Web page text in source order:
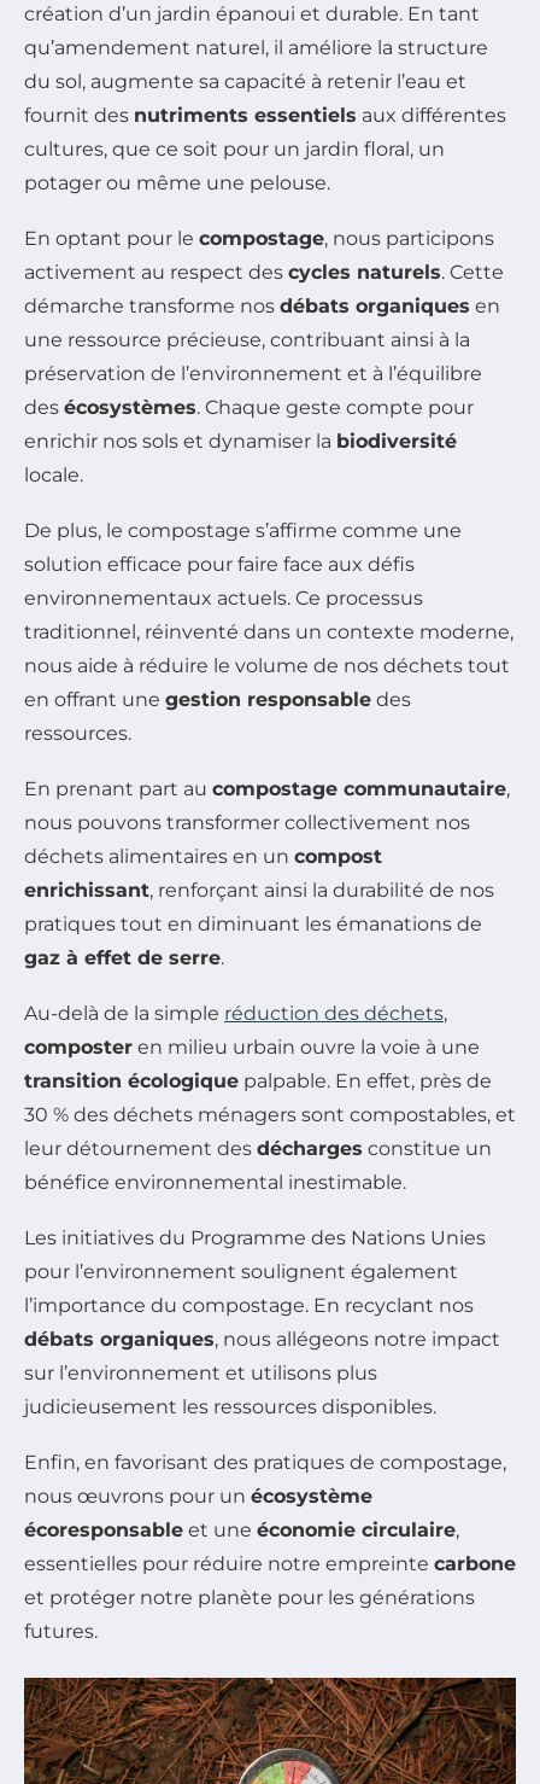
création d’un jardin épanoui et durable. En tant
qu’amendement naturel, il améliore la structure
du sol, augmente sa capacité à retenir l’eau et
fournit des nutriments essentiels aux différentes
cultures, que ce soit pour un jardin floral, un
potager ou même une pelouse.
En optant pour le compostage, nous participons
activement au respect des cycles naturels. Cette
démarche transforme nos débats organiques en
une ressource précieuse, contribuant ainsi à la
préservation de l’environnement et à l’équilibre
des écosystèmes. Chaque geste compte pour
enrichir nos sols et dynamiser la biodiversité
locale.
De plus, le compostage s’affirme comme une
solution efficace pour faire face aux défis
environnementaux actuels. Ce processus
traditionnel, réinventé dans un contexte moderne,
nous aide à réduire le volume de nos déchets tout
en offrant une gestion responsable des
ressources.
En prenant part au compostage communautaire,
nous pouvons transformer collectivement nos
déchets alimentaires en un compost
enrichissant, renforçant ainsi la durabilité de nos
pratiques tout en diminuant les émanations de
gaz à effet de serre.
Au-delà de la simple réduction des déchets,
composter en milieu urbain ouvre la voie à une
transition écologique palpable. En effet, près de
30 % des déchets ménagers sont compostables, et
leur détournement des décharges constitue un
bénéfice environnemental inestimable.
Les initiatives du Programme des Nations Unies
pour l’environnement soulignent également
l’importance du compostage. En recyclant nos
débats organiques, nous allégeons notre impact
sur l’environnement et utilisons plus
judicieusement les ressources disponibles.
Enfin, en favorisant des pratiques de compostage,
nous œuvrons pour un écosystème
écoresponsable et une économie circulaire,
essentielles pour réduire notre empreinte carbone
et protéger notre planète pour les générations
futures.